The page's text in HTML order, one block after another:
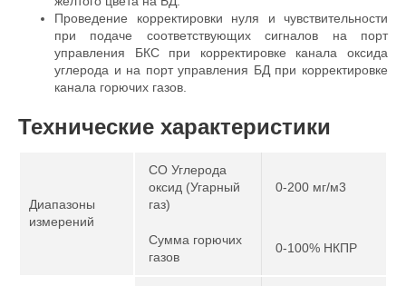
Проведение корректировки нуля и чувствительности
при подаче соответствующих сигналов на порт
управления БКС при корректировке канала оксида
углерода и на порт управления БД при корректировке
канала горючих газов.
Технические характеристики
Диапазоны
измерений
CO Углерода
оксид (Угарный
газ)
0-200 мг/м3
Сумма горючих
газов
0-100% НКПР